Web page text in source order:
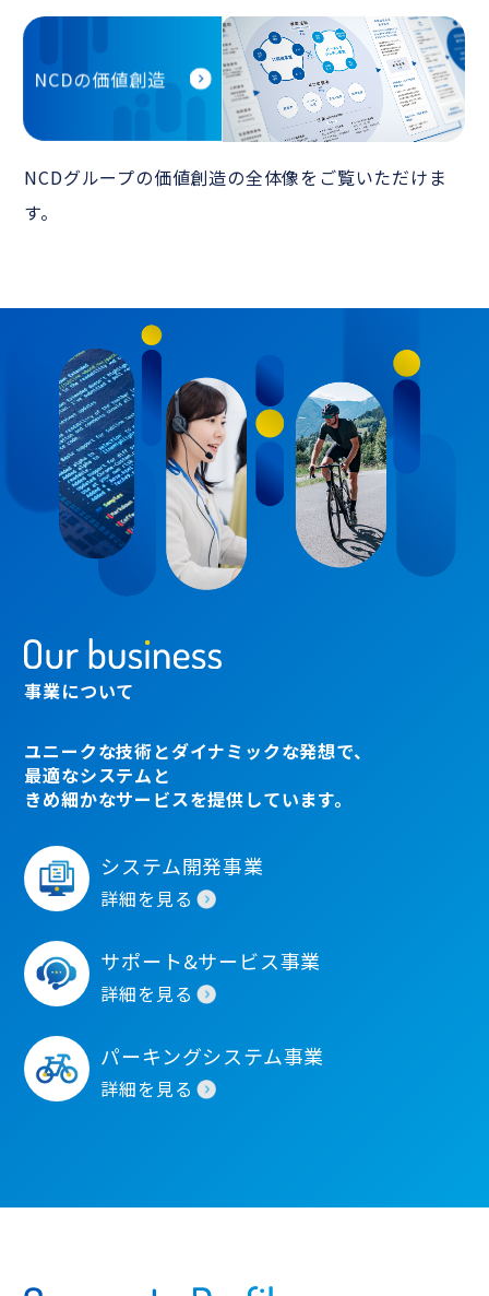
NCDの価値創造
NCDグループの価値創造の全体像をご覧いただけま
す。
事業について
ユニークな技術とダイナミックな発想で、
最適なシステムと
きめ細かなサービスを提供しています。
システム開発事業
詳細を見る
サポート&サービス事業
詳細を見る
パーキングシステム事業
詳細を見る